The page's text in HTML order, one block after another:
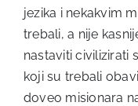
jezika i nekakvim
trebali, a nije
nastaviti civilizirati
koji su trebali
doveo misionara